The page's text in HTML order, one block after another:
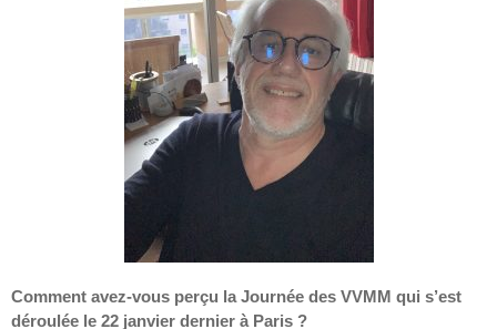
Comment avez-vous perçu la Journée des VVMM qui s’est
déroulée le 22 janvier dernier à Paris ?